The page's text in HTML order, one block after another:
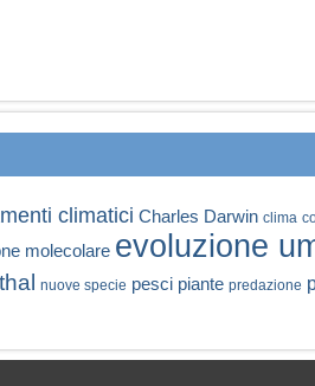
climatici Charles Darwin clima
molecolare evoluzione
nuove specie pesci piante predazione